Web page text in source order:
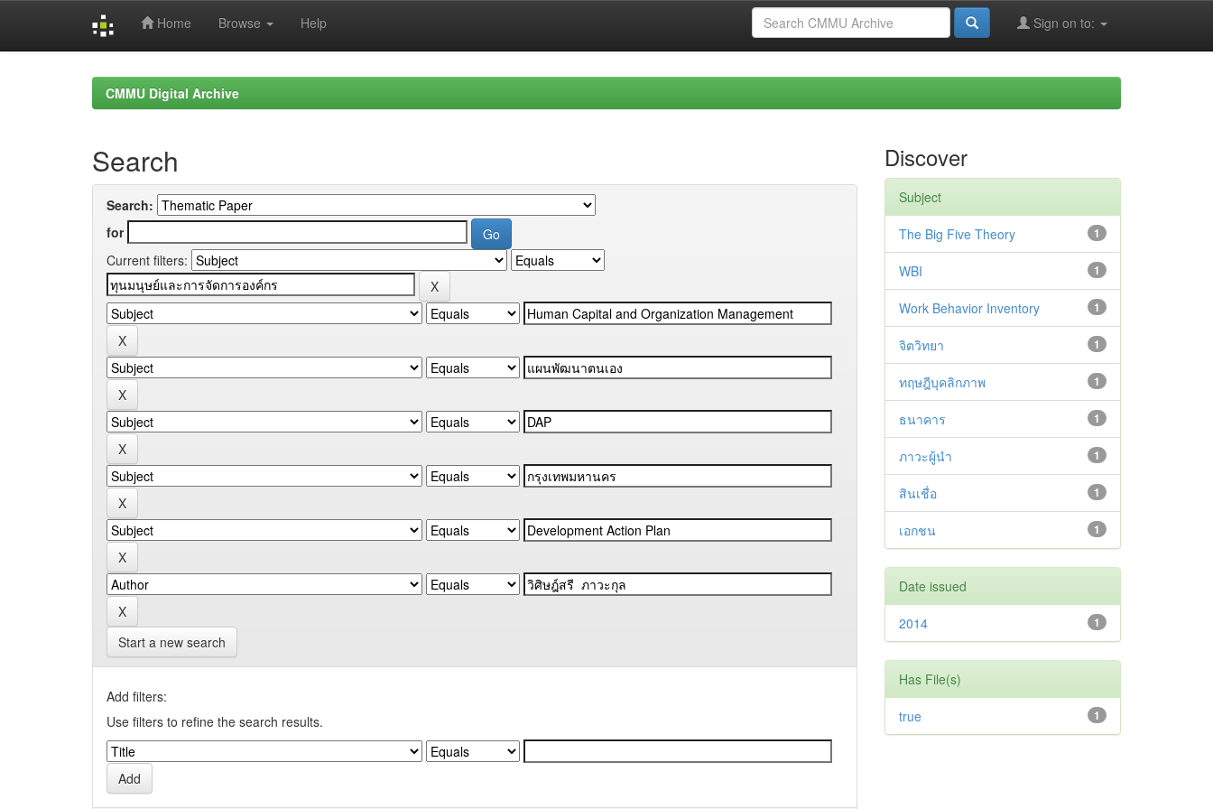
Home Browse Help Sign on to:
CMMU Digital Archive
Search
Search:
for
Current filters:
Start a new search
Add filters:
Use filters to refine the search results.
Discover
Subject
1
The Big Five Theory
1
WBI
1
Work Behavior Inventory
1
จิตวิทยา
1
ทฤษฎีบุคลิกภาพ
1
ธนาคาร
1
ภาวะผู้นำ
1
สินเชื่อ
1
เอกชน
Date issued
1
2014
Has File(s)
1
true